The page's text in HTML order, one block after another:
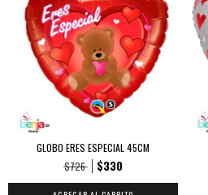
GLOBO ERES ESPECIAL 45CM
$726
$330